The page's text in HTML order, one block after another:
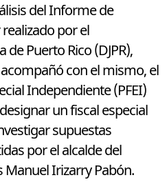
del Informe de
por el
Puerto Rico (DJPR),
con el mismo, el
Independiente (PFEI)
un fiscal especial
supuestas
por el alcalde del
Manuel Irizarry Pabón.